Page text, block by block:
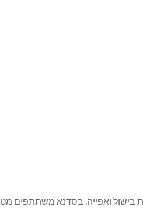
ואפייה. בסדנא משתתפים